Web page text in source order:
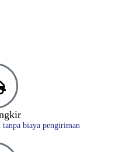
biaya pengiriman